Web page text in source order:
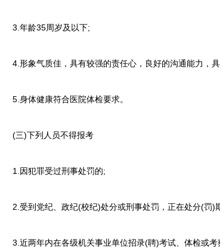
3.年龄35周岁及以下;
4.形象气质佳，具有较强的责任心，良好的沟通能力，具
5.身体健康符合医院体检要求。
(三)下列人员不得报考
1.因犯罪受过刑事处罚的;
2.受到党纪、政纪(校纪)处分或刑事处罚，正在处分(罚)
3.近两年内在各级机关事业单位招录(聘)考试、体检或考